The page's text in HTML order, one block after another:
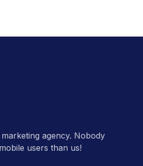
agency. Nobody
users than us!